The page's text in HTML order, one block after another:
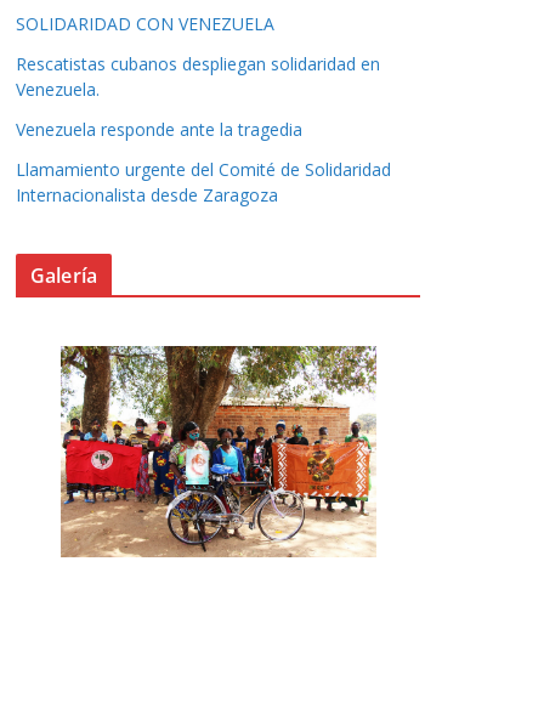
SOLIDARIDAD CON VENEZUELA
Rescatistas cubanos despliegan solidaridad en
Venezuela.
Venezuela responde ante la tragedia
Llamamiento urgente del Comité de Solidaridad
Internacionalista desde Zaragoza
Galería